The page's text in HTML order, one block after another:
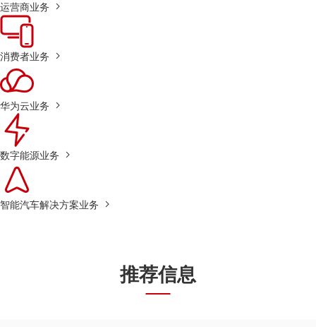
运营商业务
消费者业务
华为云业务
数字能源业务
智能汽车解决方案业务
推荐信息